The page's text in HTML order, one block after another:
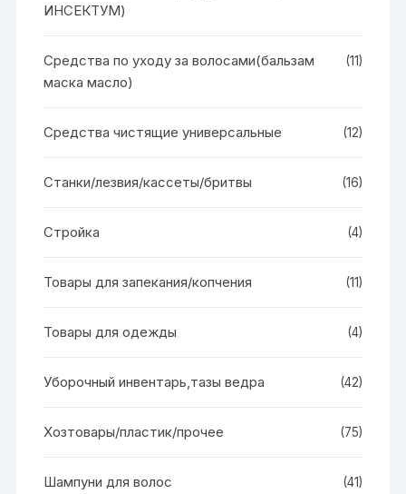
ИНСЕКТУМ)
Средства по уходу за волосами(бальзам
маска масло)
(11)
Средства чистящие универсальные (12)
Станки/лезвия/кассеты/бритвы (16)
Стройка (4)
Товары для запекания/копчения (11)
Товары для одежды (4)
Уборочный инвентарь,тазы ведра (42)
Хозтовары/пластик/прочее (75)
Шампуни для волос (41)